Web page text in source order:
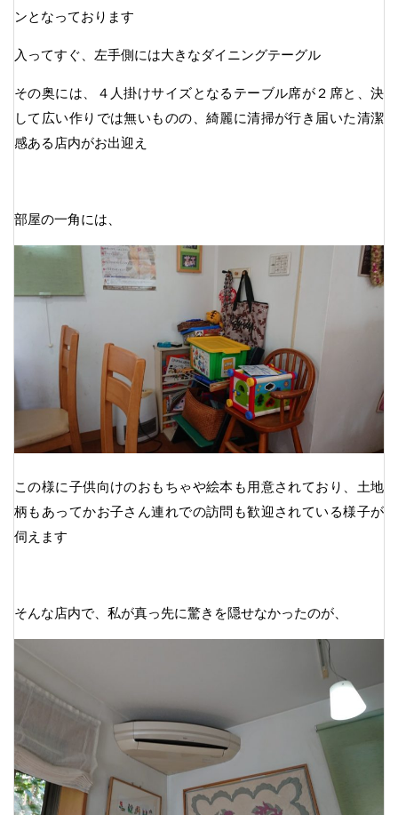
ンとなっております
入ってすぐ、左手側には大きなダイニングテーグル
その奥には、４人掛けサイズとなるテーブル席が２席と、決
して広い作りでは無いものの、綺麗に清掃が行き届いた清潔
感ある店内がお出迎え
部屋の一角には、
この様に子供向けのおもちゃや絵本も用意されており、土地
柄もあってかお子さん連れでの訪問も歓迎されている様子が
伺えます
そんな店内で、私が真っ先に驚きを隠せなかったのが、